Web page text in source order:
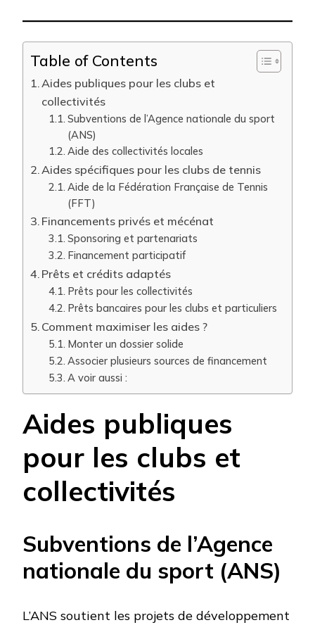
Table of Contents
Aides publiques pour les clubs et
collectivités
Subventions de l’Agence nationale du sport
(ANS)
Aide des collectivités locales
Aides spécifiques pour les clubs de tennis
Aide de la Fédération Française de Tennis
(FFT)
Financements privés et mécénat
Sponsoring et partenariats
Financement participatif
Prêts et crédits adaptés
Prêts pour les collectivités
Prêts bancaires pour les clubs et particuliers
Comment maximiser les aides ?
Monter un dossier solide
Associer plusieurs sources de financement
A voir aussi :
Aides publiques
pour les clubs et
collectivités
Subventions de l’Agence
nationale du sport (ANS)
L’ANS soutient les projets de développement